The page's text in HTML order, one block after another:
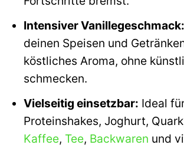
Intensiver Vanillegeschmack:
deinen Speisen und
köstliches Aroma, ohne
schmecken.
Vielseitig einsetzbar: Ideal
Proteinshakes, Joghurt,
Kaffee, Tee, Backwaren und